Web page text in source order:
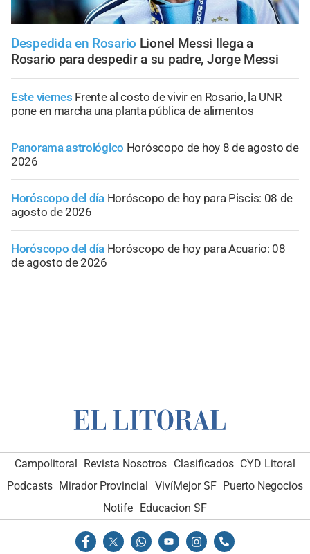
Despedida en Rosario Lionel Messi llega a
Rosario para despedir a su padre, Jorge Messi
Este viernes Frente al costo de vivir en Rosario, la UNR
pone en marcha una planta pública de alimentos
Panorama astrológico Horóscopo de hoy 8 de agosto de
2026
Horóscopo del día Horóscopo de hoy para Piscis: 08 de
agosto de 2026
Horóscopo del día Horóscopo de hoy para Acuario: 08
de agosto de 2026
Campolitoral Revista Nosotros Clasificados CYD Litoral
Podcasts Mirador Provincial VivíMejor SF Puerto Negocios
Notife Educacion SF